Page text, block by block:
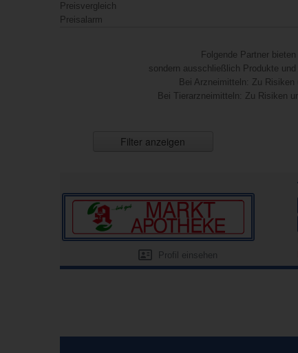
Preisvergleich
Preisalarm
Folgende Partner
sondern ausschließlich Produkte
Bei Arzneimitteln: Zu
Bei Tierarzneimitteln: Zu Risiken
Filter anzeigen
Profil einsehen